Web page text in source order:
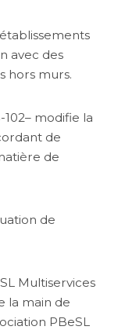
avec des
hors murs.
102– modifie la
de
de
de
Multiservices
la main de
PBeSL